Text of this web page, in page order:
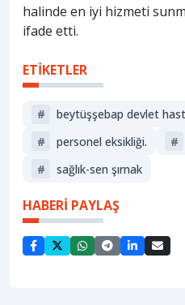
halinde en iyi hizmeti
ifade etti.
ETİKETLER
#
beytüşşebap devlet
#
personel eksikliği. #
#
sağlık-sen şırnak
HABERİ PAYLAŞ